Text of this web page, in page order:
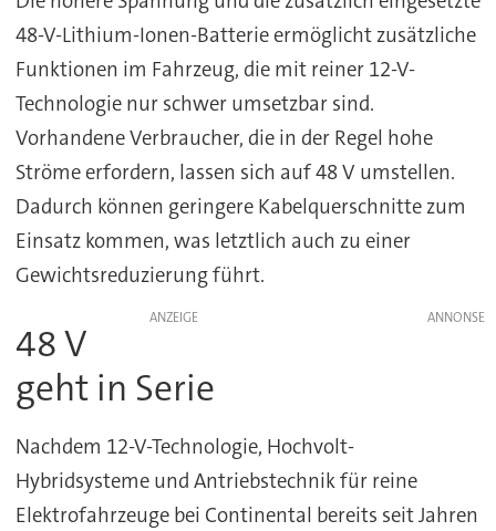
48-V-Lithium-Ionen-Batterie ermöglicht zusätzliche
Funktionen im Fahrzeug, die mit reiner 12-V-
Technologie nur schwer umsetzbar sind.
Vorhandene Verbraucher, die in der Regel hohe
Ströme erfordern, lassen sich auf 48 V umstellen.
Dadurch können geringere Kabelquerschnitte zum
Einsatz kommen, was letztlich auch zu einer
Gewichtsreduzierung führt.
ANZEIGE
48 V
geht in Serie
Nachdem 12-V-Technologie, Hochvolt-
Hybridsysteme und Antriebstechnik für reine
Elektrofahrzeuge bei Continental bereits seit Jahren